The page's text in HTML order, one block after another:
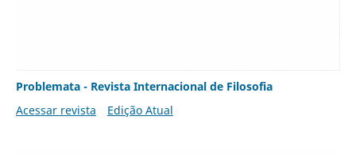
Problemata - Revista Internacional de Filosofia
Acessar revista
Edição Atual